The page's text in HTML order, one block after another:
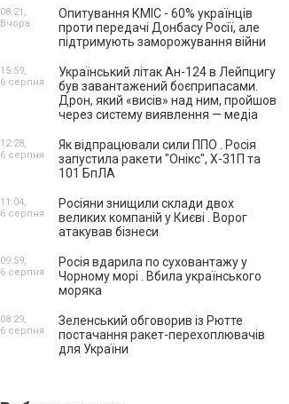
Опитування КМІС - 60% українців
проти передачі Донбасу Росії, але
підтримують заморожування війни
08:21,
Вчора
Український літак Ан-124 в Лейпцигу
був завантажений боєприпасами.
Дрон, який «висів» над ним, пройшов
через систему виявлення — медіа
15:59,
6 серпня
Як відпрацювали сили ППО . Росія
запустила ракети "Онікс", Х-31П та
101 БпЛА
12:28,
6 серпня
Росіяни знищили склади двох
великих компаній у Києві . Ворог
атакував бізнеси
11:04,
6 серпня
Росія вдарила по суховантажу у
Чорному морі . Вбила українського
моряка
09:59,
6 серпня
Зеленський обговорив із Рютте
постачання ракет-перехоплювачів
для України
08:29,
6 серпня